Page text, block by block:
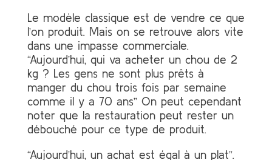
Le modèle classique est de vendre ce que
l’on produit. Mais on se retrouve alors vite
dans une impasse commerciale.
“Aujourd’hui, qui va acheter un chou de 2
kg ? Les gens ne sont plus prêts à
manger du chou trois fois par semaine
comme il y a 70 ans” On peut cependant
noter que la restauration peut rester un
débouché pour ce type de produit.
“Aujourd’hui, un achat est égal à un plat”.